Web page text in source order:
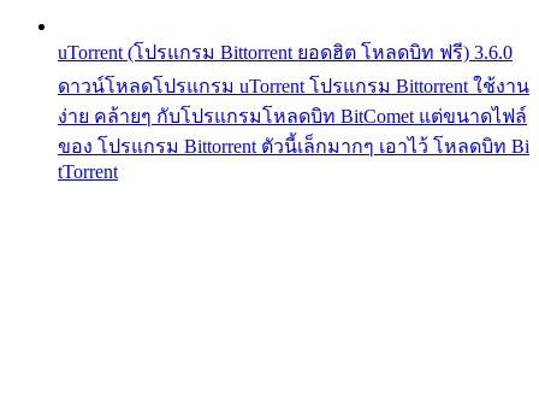
uTorrent (โปรแกรม Bittorrent ยอดฮิต โหลดบิท ฟรี) 3.6.0
ดาวน์โหลดโปรแกรม uTorrent โปรแกรม Bittorrent ใช้งาน
ง่าย คล้ายๆ กับโปรแกรมโหลดบิท BitComet แต่ขนาดไฟล์
ของ โปรแกรม Bittorrent ตัวนี้เล็กมากๆ เอาไว้ โหลดบิท Bi
tTorrent